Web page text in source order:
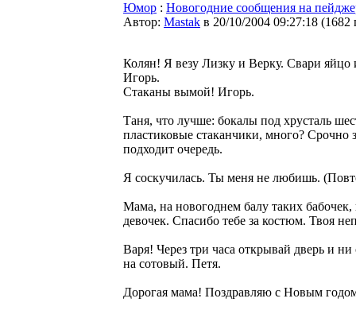
Юмор : Новогодние сообщения на
Автор: Мastak в 20/10/2004 09:27:18 (1682
Колян! Я везу Лизку и Верку. Свари яйцо
Игорь.
Стаканы вымой! Игорь.
Таня, что лучше: бокалы под хрусталь
пластиковые стаканчики, много? Срочно
подходит очередь.
Я соскучилась. Ты меня не любишь.
Мама, на новогоднем балу таких бабочек,
девочек. Спасибо тебе за костюм. Твоя
Варя! Через три часа открывай дверь и
на сотовый. Петя.
Дорогая мама! Поздравляю с Новым